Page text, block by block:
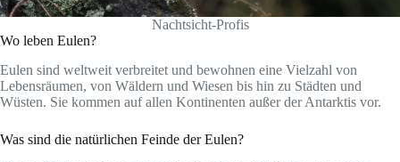
Nachtsicht-Profis
Wo leben Eulen?
Eulen sind weltweit verbreitet und bewohnen eine Vielzahl von
Lebensräumen, von Wäldern und Wiesen bis hin zu Städten und
Wüsten. Sie kommen auf allen Kontinenten außer der Antarktis vor.
Was sind die natürlichen Feinde der Eulen?